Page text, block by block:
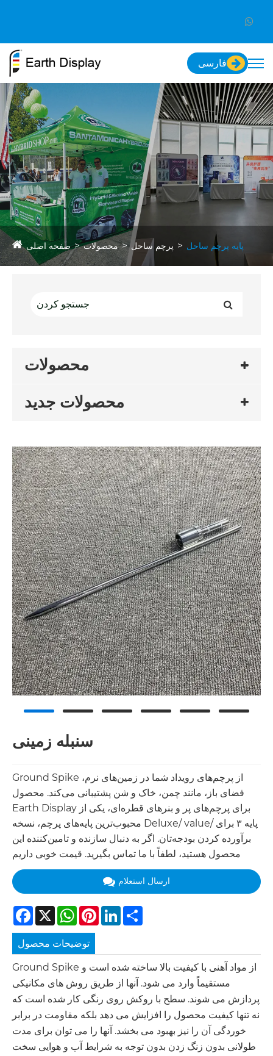
فارسی
صفحه اصلی محصولات پرچم ساحل پایه پرچم ساحل
محصولات
محصولات جدید
سنبله زمینی
Ground Spike از پرچم‌های رویداد شما در زمین‌های نرم،
فضای باز، مانند چمن، خاک و شن پشتیبانی می‌کند. محصول
Earth Display برای پرچم‌های پر و بنرهای قطره‌ای، یکی از
محبوب‌ترین پایه‌های پرچم، نسخه Deluxe/ value/ پایه ۳ برای
برآورده کردن بودجه‌تان. اگر به دنبال سازنده و تامین‌کننده این
محصول هستید، لطفاً با ما تماس بگیرید. قیمت خوبی داریم
ارسال استعلام
Facebook
X WhatsApp
Pinterest
LinkedIn
توضیحات محصول
Ground Spike از مواد آهنی با کیفیت بالا ساخته شده است و
مستقیماً وارد می شود. آنها از طریق روش های مکانیکی
پردازش می شوند. سطح با روکش روی رنگی کار شده است که
نه تنها کیفیت محصول را افزایش می دهد بلکه مقاومت در برابر
خوردگی آن را نیز بهبود می بخشد. آنها را می توان برای مدت
طولانی بدون زنگ زدن بدون توجه به شرایط آب و هوایی سخت